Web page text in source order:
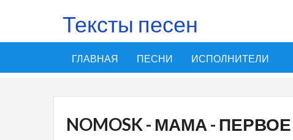
Тексты песен
ГЛАВНАЯ ПЕСНИ ИСПОЛНИТЕЛИ
NOMOSK - МАМА -